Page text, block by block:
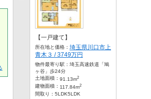
【一戸建て】
所在地と価格： 埼玉県川口市上
青木３ / 3749万円
物件最寄り駅： 埼玉高速鉄道「鳩
ヶ谷」歩24分
土地面積： 91.13m2
建物面積： 117.84m2
間取り： 5LDK5LDK